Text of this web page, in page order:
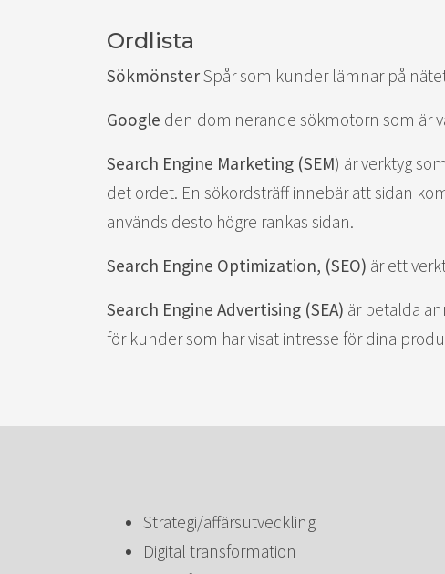
Ordlista
SökmönsterSpår som kunder lämnar på
Google den dominerande sökmotorn som är
Search Engine Marketing (SEM) är verktyg
det ordet. En sökordsträff innebär att sidan
används desto högre rankas sidan.
Search Engine Optimization, (SEO) är ett
Search Engine Advertising (SEA) är betalda
för kunder som har visat intresse för dina
Strategi/affärsutveckling
Digital transformation